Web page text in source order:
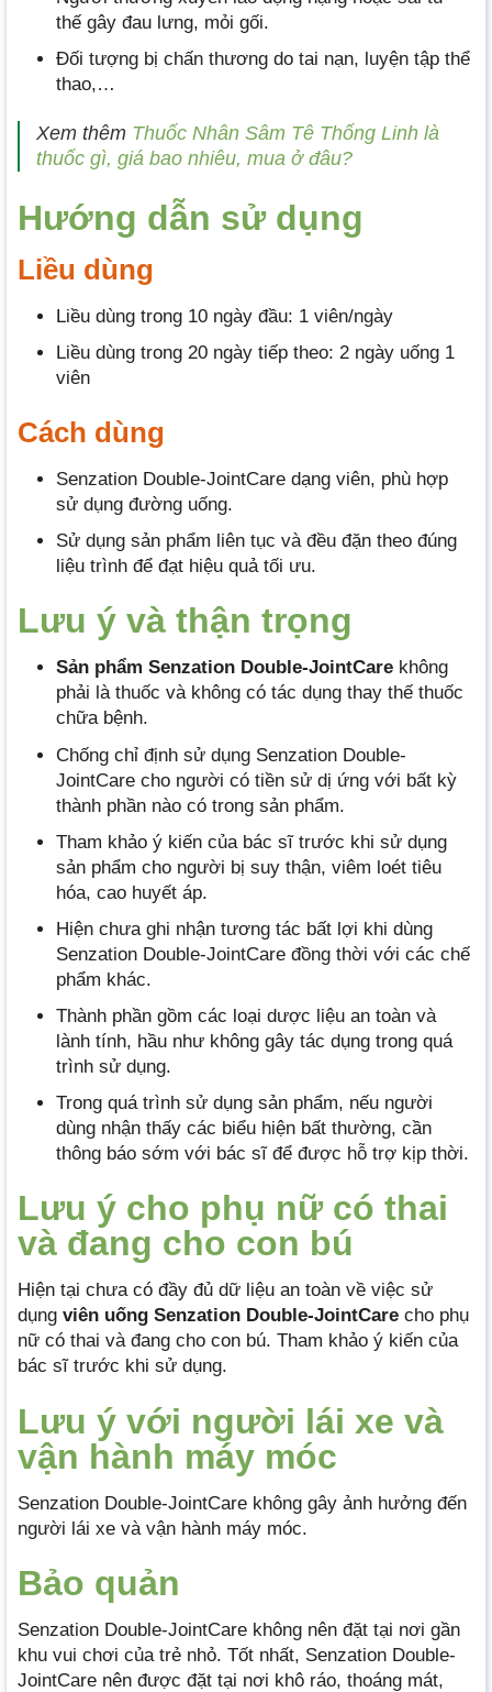
thế gây đau lưng, mỏi gối.
Đối tượng bị chấn thương do tai nạn, luyện tập thể
thao,…
Xem thêm Thuốc Nhân Sâm Tê Thống Linh là
thuốc gì, giá bao nhiêu, mua ở đâu?
Hướng dẫn sử dụng
Liều dùng
Liều dùng trong 10 ngày đầu: 1 viên/ngày
Liều dùng trong 20 ngày tiếp theo: 2 ngày uống 1
viên
Cách dùng
Senzation Double-JointCare dạng viên, phù hợp
sử dụng đường uống.
Sử dụng sản phẩm liên tục và đều đặn theo đúng
liệu trình để đạt hiệu quả tối ưu.
Lưu ý và thận trọng
Sản phẩm Senzation Double-JointCare không
phải là thuốc và không có tác dụng thay thế thuốc
chữa bệnh.
Chống chỉ định sử dụng Senzation Double-
JointCare cho người có tiền sử dị ứng với bất kỳ
thành phần nào có trong sản phẩm.
Tham khảo ý kiến của bác sĩ trước khi sử dụng
sản phẩm cho người bị suy thận, viêm loét tiêu
hóa, cao huyết áp.
Hiện chưa ghi nhận tương tác bất lợi khi dùng
Senzation Double-JointCare đồng thời với các chế
phẩm khác.
Thành phần gồm các loại dược liệu an toàn và
lành tính, hầu như không gây tác dụng trong quá
trình sử dụng.
Trong quá trình sử dụng sản phẩm, nếu người
dùng nhận thấy các biểu hiện bất thường, cần
thông báo sớm với bác sĩ để được hỗ trợ kịp thời.
Lưu ý cho phụ nữ có thai
và đang cho con bú
Hiện tại chưa có đầy đủ dữ liệu an toàn về việc sử
dụng viên uống Senzation Double-JointCare cho phụ
nữ có thai và đang cho con bú. Tham khảo ý kiến của
bác sĩ trước khi sử dụng.
Lưu ý với người lái xe và
vận hành máy móc
Senzation Double-JointCare không gây ảnh hưởng đến
người lái xe và vận hành máy móc.
Bảo quản
Senzation Double-JointCare không nên đặt tại nơi gần
khu vui chơi của trẻ nhỏ. Tốt nhất, Senzation Double-
JointCare nên được đặt tại nơi khô ráo, thoáng mát,